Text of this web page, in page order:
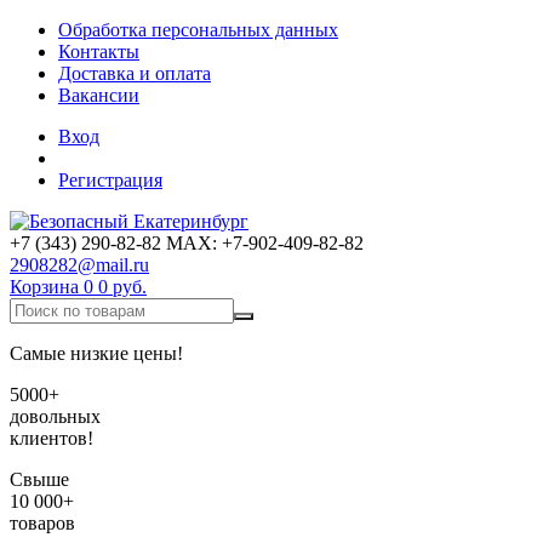
Обработка персональных данных
Контакты
Доставка и оплата
Вакансии
Вход
Регистрация
+7 (343) 290-82-82 MAX: +7-902-409-82-82
2908282@mail.ru
Корзина 0 0 руб.
Самые низкие цены!
5000+
довольных
клиентов!
Свыше
10 000+
товаров